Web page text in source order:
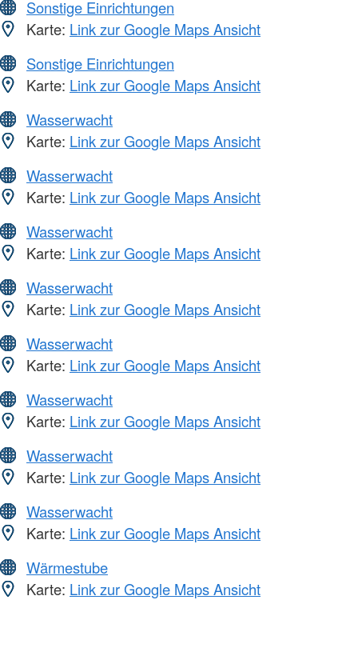
Sonstige Einrichtungen
Karte: Link zur Google Maps Ansicht
Sonstige Einrichtungen
Karte: Link zur Google Maps Ansicht
Wasserwacht
Karte: Link zur Google Maps Ansicht
Wasserwacht
Karte: Link zur Google Maps Ansicht
Wasserwacht
Karte: Link zur Google Maps Ansicht
Wasserwacht
Karte: Link zur Google Maps Ansicht
Wasserwacht
Karte: Link zur Google Maps Ansicht
Wasserwacht
Karte: Link zur Google Maps Ansicht
Wasserwacht
Karte: Link zur Google Maps Ansicht
Wasserwacht
Karte: Link zur Google Maps Ansicht
Wärmestube
Karte: Link zur Google Maps Ansicht